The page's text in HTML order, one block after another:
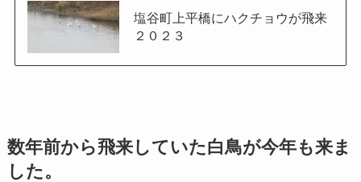
塩谷町上平橋にハクチョウが飛来
２０２３
数年前から飛来していた白鳥が今年も来ま
した。